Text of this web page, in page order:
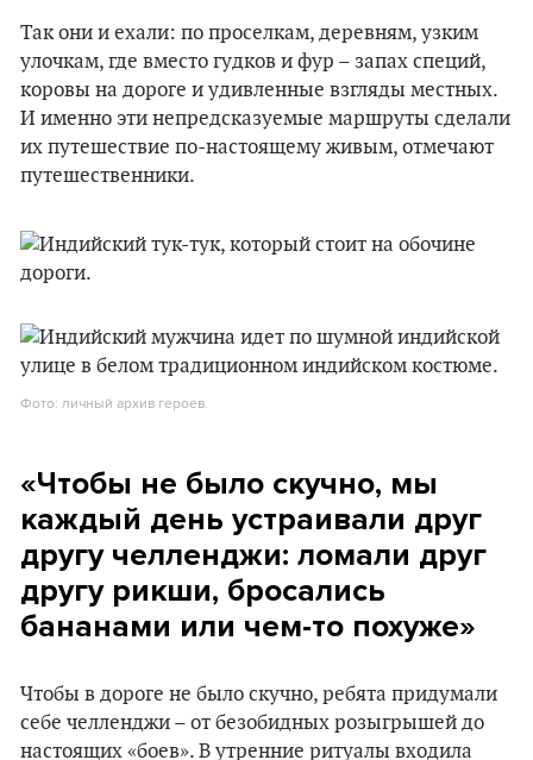
Так они и ехали: по проселкам, деревням, узким
улочкам, где вместо гудков и фур – запах специй,
коровы на дороге и удивленные взгляды местных.
И именно эти непредсказуемые маршруты сделали
их путешествие по-настоящему живым, отмечают
путешественники.
Фото: личный архив героев.
«Чтобы не было скучно, мы
каждый день устраивали друг
другу челленджи: ломали друг
другу рикши, бросались
бананами или чем-то похуже»
Чтобы в дороге не было скучно, ребята придумали
себе челленджи – от безобидных розыгрышей до
настоящих «боев». В утренние ритуалы входила